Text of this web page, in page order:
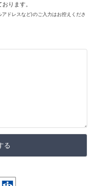
ります。
ドレスなど)のご入力はお控えくださ
る